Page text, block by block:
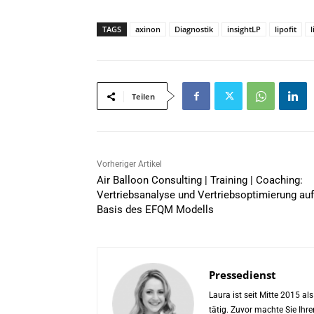
TAGS axinon Diagnostik insightLP lipofit
Teilen
Vorheriger Artikel
Air Balloon Consulting | Training | Coaching:
Vertriebsanalyse und Vertriebsoptimierung auf
Basis des EFQM Modells
Pressedienst
Laura ist seit Mitte 2015
tätig. Zuvor machte Sie